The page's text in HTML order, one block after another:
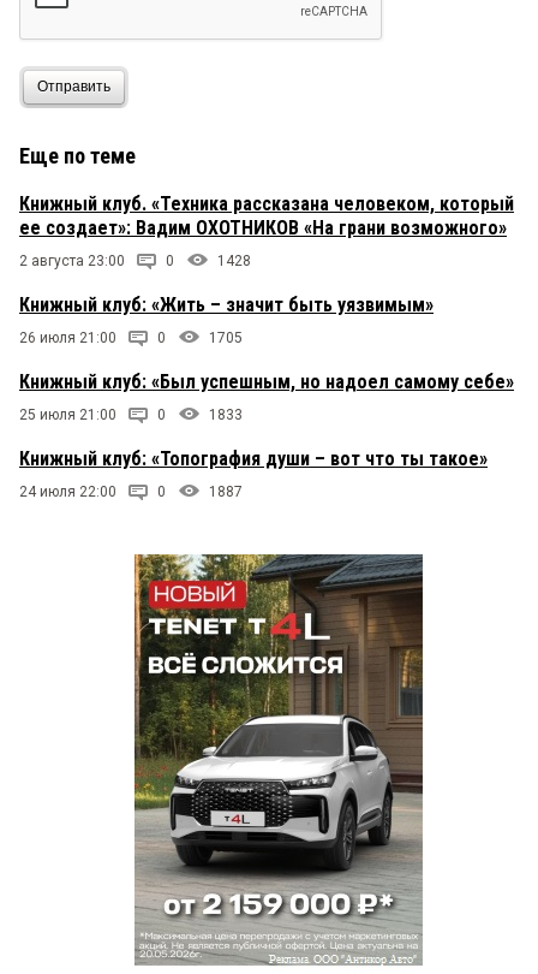
Отправить
Еще по теме
Книжный клуб. «Техника рассказана человеком, который
ее создает»: Вадим ОХОТНИКОВ «На грани возможного»
2 августа 23:00 0 1428
Книжный клуб: «Жить – значит быть уязвимым»
26 июля 21:00 0 1705
Книжный клуб: «Был успешным, но надоел самому себе»
25 июля 21:00 0 1833
Книжный клуб: «Топография души – вот что ты такое»
24 июля 22:00 0 1887